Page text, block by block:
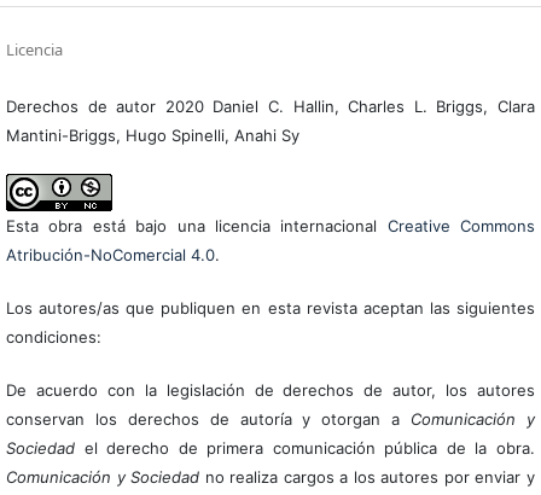
Licencia
Derechos de autor 2020 Daniel C. Hallin, Charles L. Briggs, Clara
Mantini-Briggs, Hugo Spinelli, Anahi Sy
Esta obra está bajo una licencia internacional Creative Commons
Atribución-NoComercial 4.0.
Los autores/as que publiquen en esta revista aceptan las siguientes
condiciones:
De acuerdo con la legislación de derechos de autor, los autores
conservan los derechos de autoría y otorgan a Comunicación y
Sociedadel derecho de primera comunicación pública de la obra.
Comunicación y Sociedad no realiza cargos a los autores por enviar y